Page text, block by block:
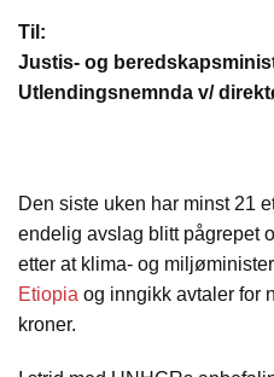
Til:
Justis- og
Utlendingsnemnda v/
Den siste uken har minst 21
endelig avslag blitt pågrepet
etter at klima- og
Etiopia og inngikk avtaler for
kroner.